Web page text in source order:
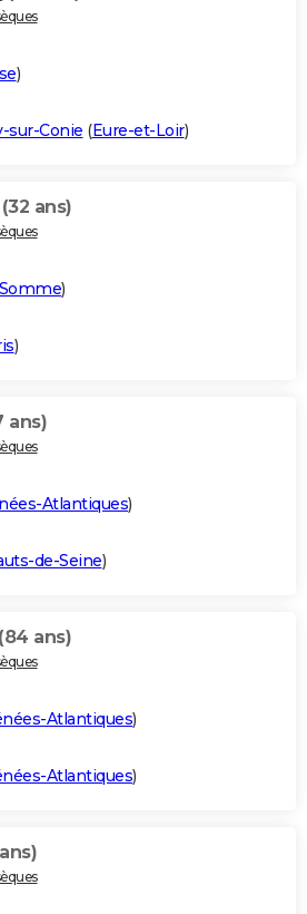
)
sur-Conie (Eure-et-Loir)
(32 ans)
)
)
ans)
Atlantiques)
de-Seine)
(84 ans)
Atlantiques)
Atlantiques)